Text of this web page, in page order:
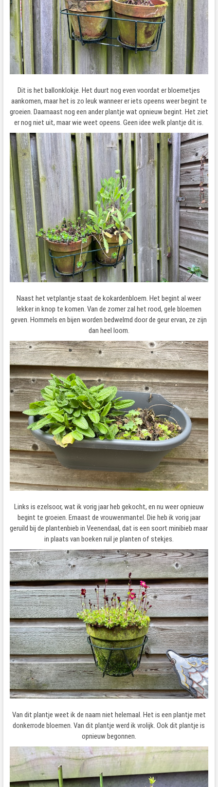
Dit is het ballonklokje. Het duurt nog even voordat er bloemetjes
aankomen, maar het is zo leuk wanneer er iets opeens weer begint te
groeien. Daarnaast nog een ander plantje wat opnieuw begint. Het ziet
er nog niet uit, maar wie weet opeens. Geen idee welk plantje dit is.
Naast het vetplantje staat de kokardenbloem. Het begint al weer
lekker in knop te komen. Van de zomer zal het rood, gele bloemen
geven. Hommels en bijen worden bedwelmd door de geur ervan, ze zijn
dan heel loom.
Links is ezelsoor, wat ik vorig jaar heb gekocht, en nu weer opnieuw
begint te groeien. Ernaast de vrouwenmantel. Die heb ik vorig jaar
geruild bij de plantenbieb in Veenendaal, dat is een soort minibieb maar
in plaats van boeken ruil je planten of stekjes.
Van dit plantje weet ik de naam niet helemaal. Het is een plantje met
donkerrode bloemen. Van dit plantje werd ik vrolijk. Ook dit plantje is
opnieuw begonnen.